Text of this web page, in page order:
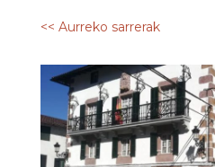
<< Aurreko sarrerak